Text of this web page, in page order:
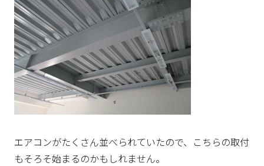
エアコンがたくさん並べられていたので、こちらの取付
もそろそ始まるのかもしれません。